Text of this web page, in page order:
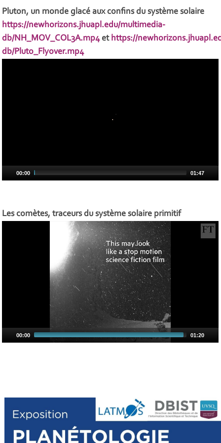
Pluton, un monde glacé aux confins du système solaire
https://newhorizons.jhuapl.edu/multimedia-
db/NH_MOV_COL3A.mp4et https://
db/Pluto_Flyover.mp4
00:00 01:47
Les comètes, traceurs du système solaire primitif
00:00 01:20